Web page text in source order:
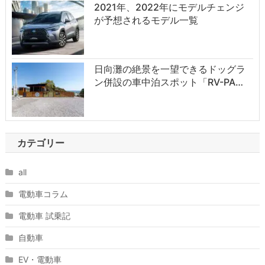
2021年、2022年にモデルチェンジ
が予想されるモデル一覧
日向灘の絶景を一望できるドッグラ
ン併設の車中泊スポット「RV-PA…
カテゴリー
all
電動車コラム
電動車 試乗記
自動車
EV・電動車